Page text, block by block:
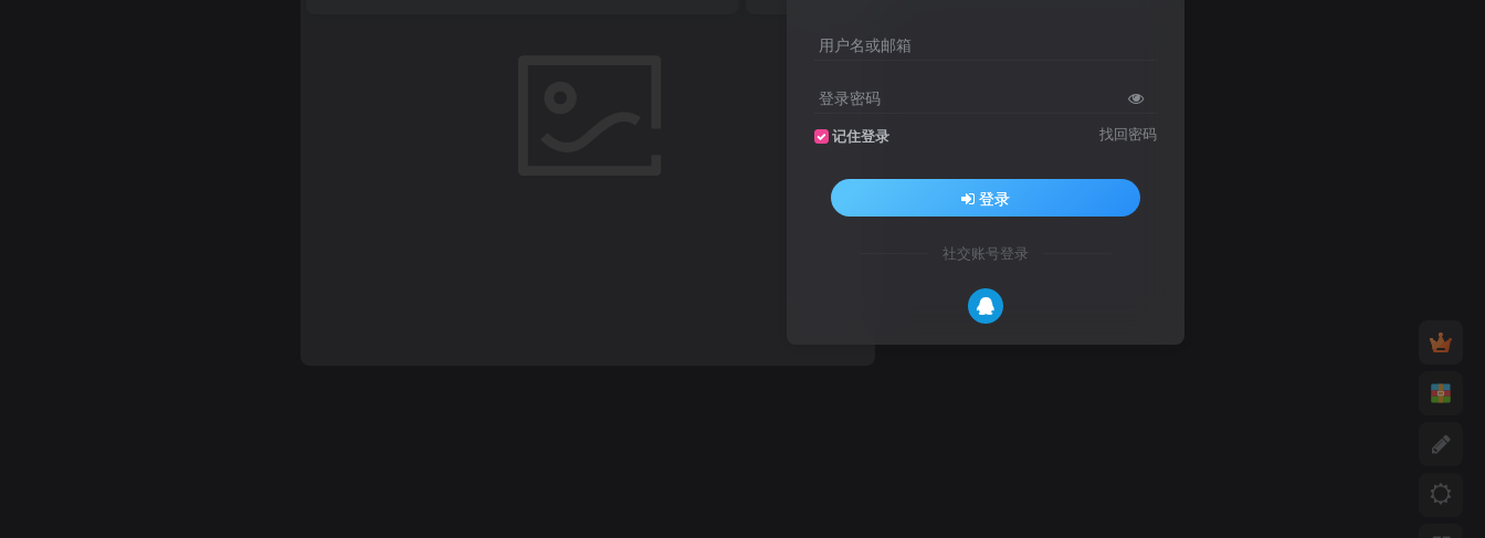
用户名或邮箱
登录密码
记住登录 找回密码
登录
社交账号登录